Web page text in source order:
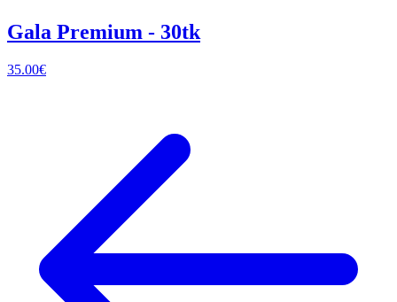
Gala Premium - 30tk
35.00€